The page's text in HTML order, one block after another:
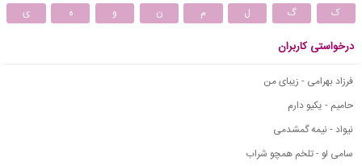
ک
گ ل م ن و ه ی
درخواستی کاربران
فرزاد بهرامی - زیبای من
حامیم - یکیو دارم
نیواد - نیمه گمشدمی
سامی لو - تلخم همچو شراب